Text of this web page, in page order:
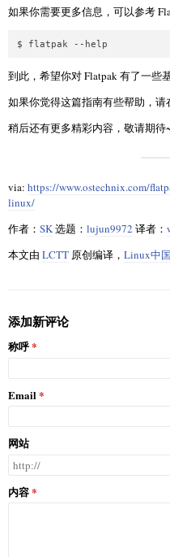
如果你需要更多信息，可以参考
$ flatpak --help
到此，希望你对 Flatpak 有了一些
如果你觉得这篇指南有些帮助，请
稍后还有更多精彩内容，敬请期待
via: https://www.ostechnix.com/
linux/
作者： SK选题： lujun9972 译者：
本文由 LCTT 原创编译， Linux中国
添加新评论
称呼
Email
网站
内容